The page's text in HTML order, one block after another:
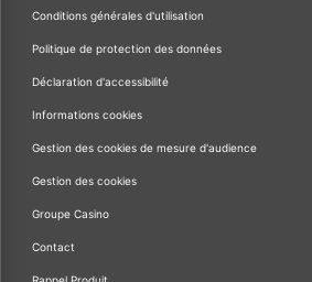
Conditions générales d'utilisation
Politique de protection des données
Déclaration d'accessibilité
Informations cookies
Gestion des cookies de mesure d'audience
Gestion des cookies
Groupe Casino
Contact